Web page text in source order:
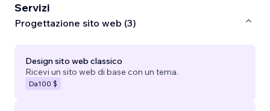
Servizi
Progettazione sito web (3)
Design sito web classico
Ricevi un sito web di base con un tema.
Da100 $